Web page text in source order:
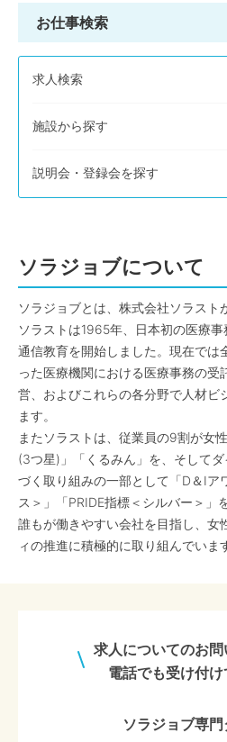
お仕事検索
求人検索
施設から探す
説明会・登録会を探す
ソラジョブについて
ソラジョブとは、株式会社ソラスト
ソラストは1965年、日本初の医療事
通信教育を開始しました。現在では
った医療機関における医療事務の受
営、およびこれらの各分野で人材ビ
ます。
またソラストは、従業員の9割が女
(3つ星)」「くるみん」を、そして
づく取り組みの一部として「D＆Iア
ス＞」「PRIDE指標＜シルバー＞」
誰もが働きやすい会社を目指し、女
ィの推進に積極的に取り組んでいま
求人についてのお
電話でも受け付
ソラジョブ専